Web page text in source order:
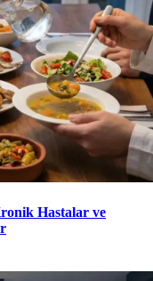
Hastalar ve